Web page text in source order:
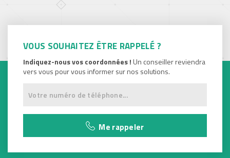
VOUS SOUHAITEZ ÊTRE RAPPELÉ ?
Indiquez-nous vos coordonnées ! Un conseiller reviendra
vers vous pour vous informer sur nos solutions.
Me rappeler